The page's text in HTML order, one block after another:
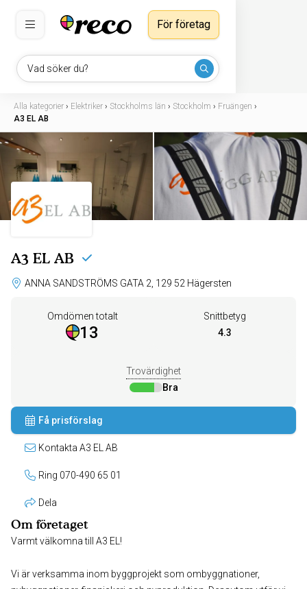
Vad söker du?
För företag
Alla kategorier › Elektriker › Stockholms län › Stockholm › Fruängen ›
A3 EL AB
A3 EL AB
ANNA SANDSTRÖMS GATA 2, 129 52 Hägersten
Omdömen totalt
13
Snittbetyg
4.3
Trovärdighet
Bra
Få prisförslag
Kontakta A3 EL AB
Ring 070-490 65 01
Dela
Om företaget
Varmt välkomna till A3 EL!
Vi är verksamma inom byggprojekt som ombyggnationer,